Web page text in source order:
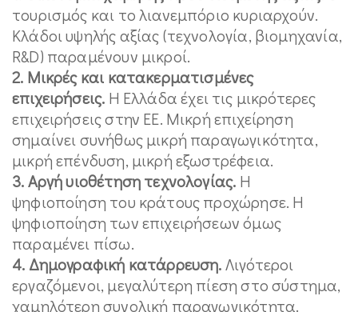
τουρισμός και το λιανεμπόριο κυριαρχούν.
Κλάδοι υψηλής αξίας (τεχνολογία, βιομηχανία,
R&D) παραμένουν μικροί.
2. Μικρές και κατακερματισμένες
επιχειρήσεις. Η Ελλάδα έχει τις μικρότερες
επιχειρήσεις στην ΕΕ. Μικρή επιχείρηση
σημαίνει συνήθως μικρή παραγωγικότητα,
μικρή επένδυση, μικρή εξωστρέφεια.
3. Αργή υιοθέτηση τεχνολογίας. Η
ψηφιοποίηση του κράτους προχώρησε. Η
ψηφιοποίηση των επιχειρήσεων όμως
παραμένει πίσω.
4. Δημογραφική κατάρρευση.Λιγότεροι
εργαζόμενοι, μεγαλύτερη πίεση στο σύστημα,
χαμηλότερη συνολική παραγωγικότητα.